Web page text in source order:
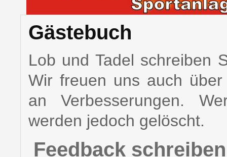
Gästebuch
Lob und Tadel schreiben
Wir freuen uns auch
an Verbesserungen.
werden jedoch gelöscht.
Feedback schreiben